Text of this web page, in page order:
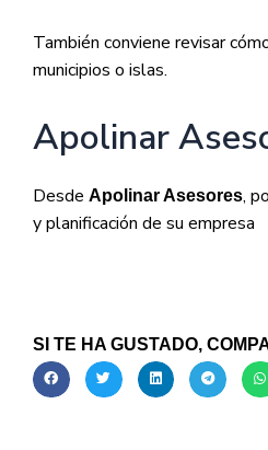
También conviene revisar
municipios o islas.
Apolinar
Desde Apolinar Asesores,
y planificación de su empresa
SI TE HA GUSTADO,